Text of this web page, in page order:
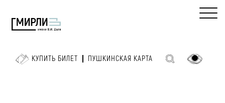
КУПИТЬ БИЛЕТ ПУШКИНСКАЯ КАРТА